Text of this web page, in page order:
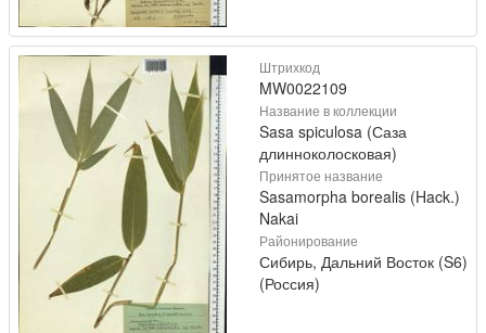
Штрихкод
MW0022109
Название в коллекции
Sasa spiculosa (Саза
длинноколосковая)
Принятое название
Sasamorpha borealis (Hack.)
Nakai
Районирование
Сибирь, Дальний Восток (S6)
(Россия)